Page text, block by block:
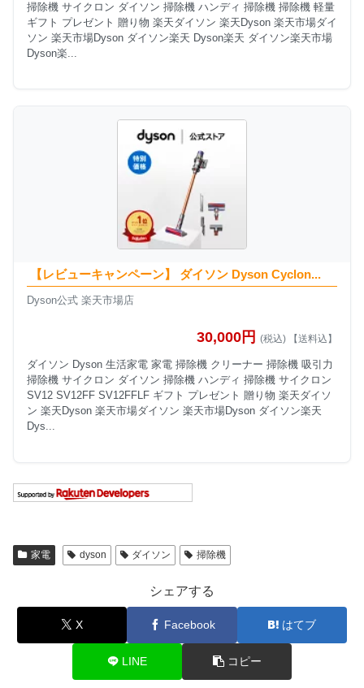
掃除機 サイクロン ダイソン 掃除機 ハンディ 掃除機 掃除機 軽量
ギフト プレゼント 贈り物 楽天ダイソン 楽天Dyson 楽天市場ダイ
ソン 楽天市場Dyson ダイソン楽天 Dyson楽天 ダイソン楽天市場
Dyson楽...
【レビューキャンペーン】 ダイソン Dyson Cyclon...
Dyson公式 楽天市場店
30,000円 (税込) 【送料込】
ダイソン Dyson 生活家電 家電 掃除機 クリーナー 掃除機 吸引力
掃除機 サイクロン ダイソン 掃除機 ハンディ 掃除機 サイクロン
SV12 SV12FF SV12FFLF ギフト プレゼント 贈り物 楽天ダイソ
ン 楽天Dyson 楽天市場ダイソン 楽天市場Dyson ダイソン楽天
Dys...
家電 dyson ダイソン 掃除機
シェアする
X Facebook はてブ
LINE コピー